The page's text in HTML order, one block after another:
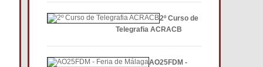
2º Curso de
Telegrafia ACRACB
AO25FDM -